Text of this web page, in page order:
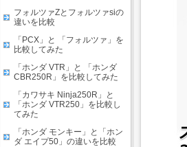
フォルツァZとフォルツァsiの
違いを比較
「PCX」と 「フォルツァ」を
比較してみた
「ホンダ VTR」と 「ホンダ
CBR250R」を比較してみた
「カワサキ Ninja250R」と
「ホンダ VTR250」を比較し
てみた
「ホンダ モンキー」と「ホン
ダ エイプ50」の違いを比較